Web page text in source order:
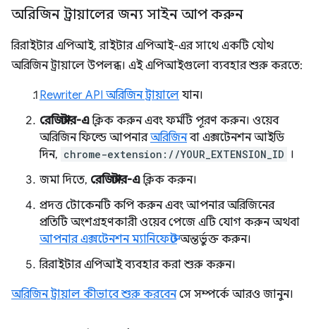
অরিজিন ট্রায়ালের জন্য সাইন আপ করুন
রিরাইটার এপিআই, রাইটার এপিআই-এর সাথে একটি যৌথ
অরিজিন ট্রায়ালে উপলব্ধ। এই এপিআইগুলো ব্যবহার শুরু করতে:
Rewriter API অরিজিন ট্রায়ালে যান।
রেজিস্টার-এক্লিক করুন এবং ফর্মটি পূরণ করুন। ওয়েব
অরিজিন ফিল্ডে আপনারঅরিজিনবা এক্সটেনশন আইডি
দিন, chrome-extension://YOUR_EXTENSION_ID ।
জমা দিতে, রেজিস্টার-এক্লিক করুন।
প্রদত্ত টোকেনটি কপি করুন এবং আপনার অরিজিনের
প্রতিটি অংশগ্রহণকারী ওয়েব পেজে এটি যোগ করুন অথবা
আপনার এক্সটেনশন ম্যানিফেস্টেঅন্তর্ভুক্ত করুন।
রিরাইটার এপিআই ব্যবহার করা শুরু করুন।
অরিজিন ট্রায়াল কীভাবে শুরু করবেনসে সম্পর্কে আরও জানুন।